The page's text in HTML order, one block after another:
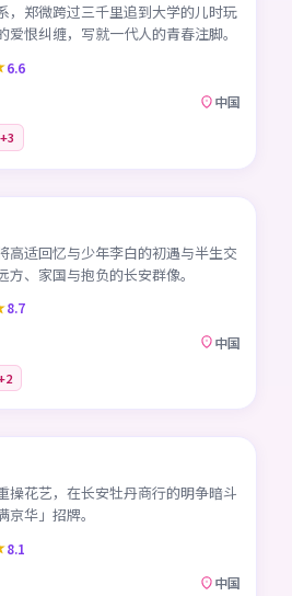
，郑微跨过三千里追到大学的儿时玩
恨纠缠，写就一代人的青春注脚。
6.6
中国
+3
高适回忆与少年李白的初遇与半生交
、家国与抱负的长安群像。
8.7
中国
2
操花艺，在长安牡丹商行的明争暗斗
华」招牌。
8.1
中国